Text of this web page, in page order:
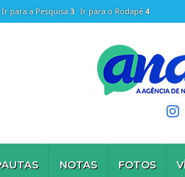
Ir para a Pesquisa 3 Ir para o Rodapé4
NOTAS FOTOS